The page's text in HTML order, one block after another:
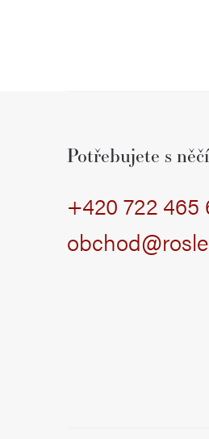
Potřebujete s
+420 722 465